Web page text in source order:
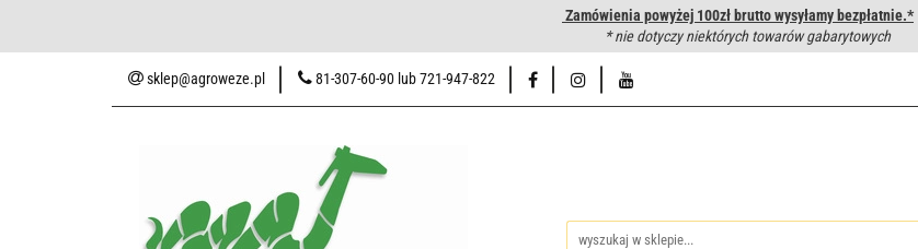
Zamówienia powyżej 100zł brutto wysyłamy bezpłatnie.*
* nie dotyczy niektórych towarów gabarytowych
sklep@agroweze.pl 81-307-60-90 lub 721-947-822
Zakuwanie węży hydraulicznych Hurtownia Napisz do nas